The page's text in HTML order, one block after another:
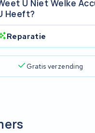
U Niet Welke
Heeft?
Reparatie
Gratis verzending